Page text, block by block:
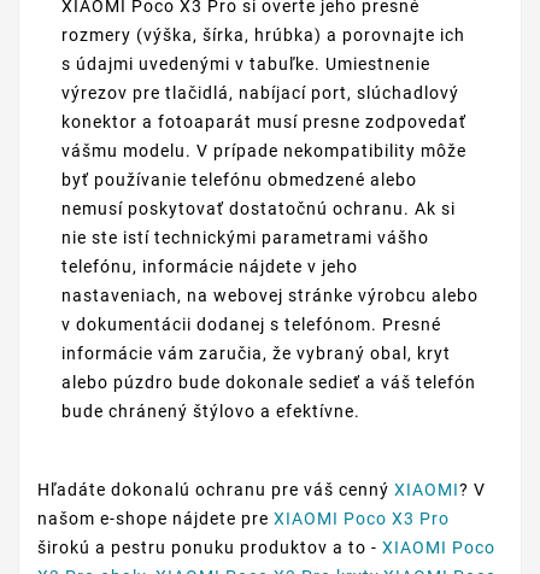
XIAOMI Poco X3 Pro si overte jeho presné
rozmery (výška, šírka, hrúbka) a porovnajte ich
s údajmi uvedenými v tabuľke. Umiestnenie
výrezov pre tlačidlá, nabíjací port, slúchadlový
konektor a fotoaparát musí presne zodpovedať
vášmu modelu. V prípade nekompatibility môže
byť používanie telefónu obmedzené alebo
nemusí poskytovať dostatočnú ochranu. Ak si
nie ste istí technickými parametrami vášho
telefónu, informácie nájdete v jeho
nastaveniach, na webovej stránke výrobcu alebo
v dokumentácii dodanej s telefónom. Presné
informácie vám zaručia, že vybraný obal, kryt
alebo púzdro bude dokonale sedieť a váš telefón
bude chránený štýlovo a efektívne.
Hľadáte dokonalú ochranu pre váš cenný XIAOMI? V
našom e-shope nájdete pre XIAOMI Poco X3 Pro
širokú a pestru ponuku produktov a to - XIAOMI Poco